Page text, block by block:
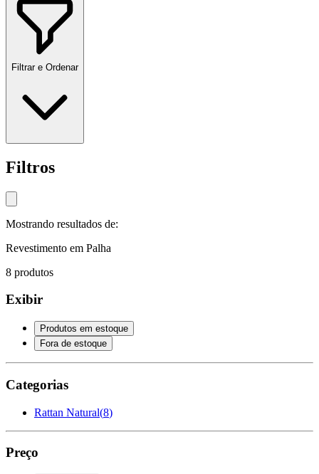
Filtrar e Ordenar
Filtros
Mostrando resultados de:
Revestimento em Palha
8 produtos
Exibir
Produtos em estoque
Fora de estoque
Categorias
Rattan Natural(8)
Preço